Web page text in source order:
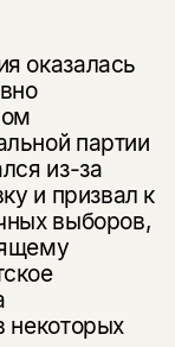
оказалась
партии
из-за
и призвал к
выборов,
некоторых